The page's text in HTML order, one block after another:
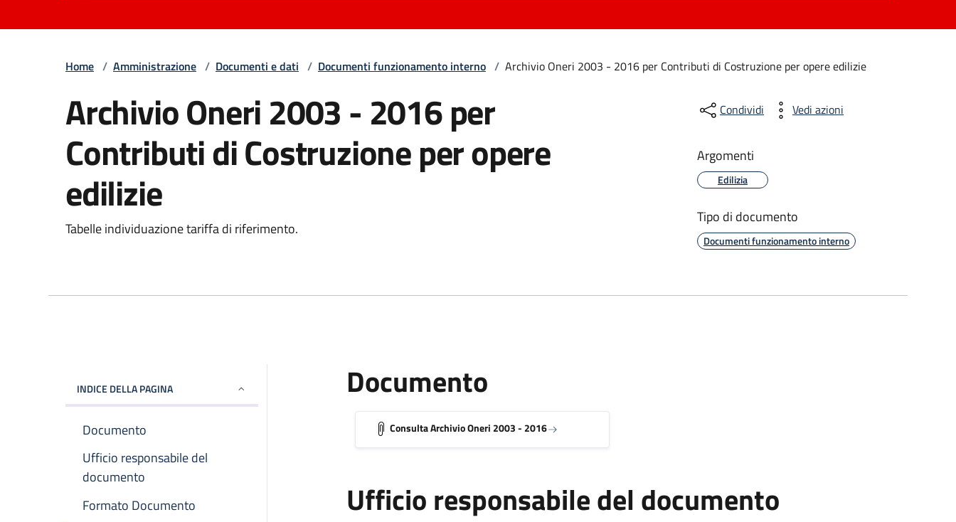
Home / Amministrazione / Documenti e dati / Documenti funzionamento interno / Archivio Oneri 2003 - 2016 per Contributi di Costruzione per opere edilizie
Archivio Oneri 2003 - 2016 per
Contributi di Costruzione per opere
edilizie
Tabelle individuazione tariffa di riferimento.
Condividi Vedi azioni
Argomenti
Edilizia
Tipo di documento
Documenti funzionamento interno
INDICE DELLA PAGINA
Documento
Ufficio responsabile del
documento
Formato Documento
Documento
Consulta Archivio Oneri 2003 - 2016
Ufficio responsabile del documento